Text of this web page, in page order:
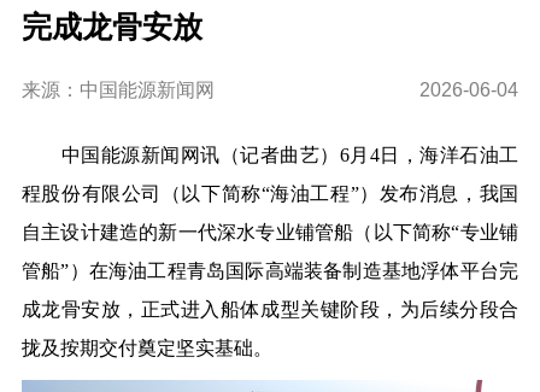
完成龙骨安放
来源：中国能源新闻网 2026-06-04
中国能源新闻网讯（记者曲艺）6月4日，海洋石油工
程股份有限公司（以下简称“海油工程”）发布消息，我国
自主设计建造的新一代深水专业铺管船（以下简称“专业铺
管船”）在海油工程青岛国际高端装备制造基地浮体平台完
成龙骨安放，正式进入船体成型关键阶段，为后续分段合
拢及按期交付奠定坚实基础。